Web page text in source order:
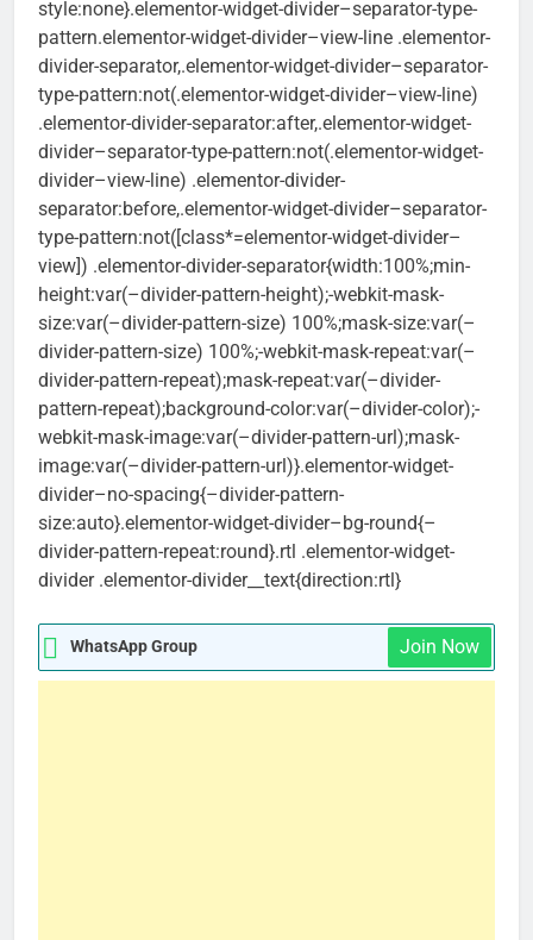
style:none}.elementor-widget-divider–separator-type-
pattern.elementor-widget-divider–view-line .elementor-
divider-separator,.elementor-widget-divider–separator-
type-pattern:not(.elementor-widget-divider–view-line)
.elementor-divider-separator:after,.elementor-widget-
divider–separator-type-pattern:not(.elementor-widget-
divider–view-line) .elementor-divider-
separator:before,.elementor-widget-divider–separator-
type-pattern:not([class*=elementor-widget-divider–
view]) .elementor-divider-separator{width:100%;min-
height:var(–divider-pattern-height);-webkit-mask-
size:var(–divider-pattern-size) 100%;mask-size:var(–
divider-pattern-size) 100%;-webkit-mask-repeat:var(–
divider-pattern-repeat);mask-repeat:var(–divider-
pattern-repeat);background-color:var(–divider-color);-
webkit-mask-image:var(–divider-pattern-url);mask-
image:var(–divider-pattern-url)}.elementor-widget-
divider–no-spacing{–divider-pattern-
size:auto}.elementor-widget-divider–bg-round{–
divider-pattern-repeat:round}.rtl .elementor-widget-
divider .elementor-divider__text{direction:rtl}
WhatsApp Group Join Now